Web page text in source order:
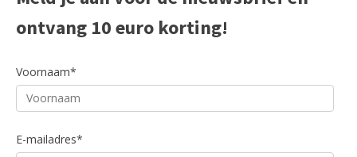
ontvang 10 euro korting!
Voornaam*
E-mailadres*